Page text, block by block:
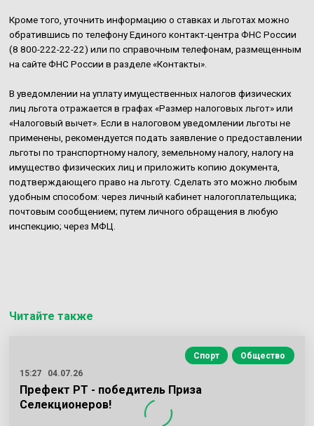
Кроме того, уточнить информацию о ставках и льготах можно
обратившись по телефону Единого контакт-центра ФНС России
(8 800-222-22-22) или по справочным телефонам, размещенным
на сайте ФНС России в разделе «Контакты».
В уведомлении на уплату имущественных налогов физических
лиц льгота отражается в графах «Размер налоговых льгот» или
«Налоговый вычет». Если в налоговом уведомлении льготы не
применены, рекомендуется подать заявление о предоставлении
льготы по транспортному налогу, земельному налогу, налогу на
имущество физических лиц и приложить копию документа,
подтверждающего право на льготу. Сделать это можно любым
удобным способом: через личный кабинет налогоплательщика;
почтовым сообщением; путем личного обращения в любую
инспекцию; через МФЦ.
Читайте также
Спорт
Общество
15:27
04.07.26
Префект РТ - победитель Приза
Селекционеров!